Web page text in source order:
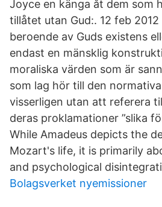
Joyce en känga åt dem som
tillåtet utan Gud:. 12 feb
beroende av Guds existens
endast en mänsklig
moraliska värden som är
som lag hör till den
visserligen utan att referera
deras proklamationer ”slika
While Amadeus depicts the
Mozart's life, it is primarily
and psychological
Bolagsverket nyemissioner